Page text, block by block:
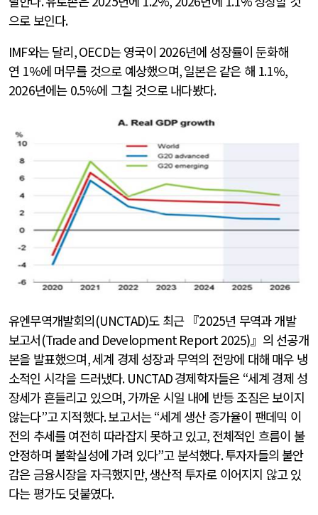
으로 보인다.
IMF와는 달리, OECD는 영국이 2026년에 성장률이 둔화해
연 1%에 머무를 것으로 예상했으며,일본은 같은 해 1.1%,
2026년에는 0.5%에 그칠 것으로 내다봤다.
유엔무역개발회의(UNCTAD)도 최근 『2025년 무역과 개발
보고서(Trade and Development Report 2025) 』의 선공개
본을 발표했으며,세계 경제 성장과 무역의 전망에 대해 매우 냉
소적인 시각을 드러냈다. UNCTAD경제학자들은 “세계 경제 성
장세가 흔들리고 있으며,가까운 시일 내에 반등 조짐은 보이지
않는다”고 지적했다.보고서는“세계 생산 증가율이 팬데믹 이
전의 추세를 여전히 따라잡지 못하고 있고, 전체적인 흐름이 불
안정하며 불확실성에 가려 있다”고 분석했다.투자자들의 불안
감은 금융시장을 자극했지만,생산적 투자로 이어지지 않고 있
다는 평가도 덧붙였다.